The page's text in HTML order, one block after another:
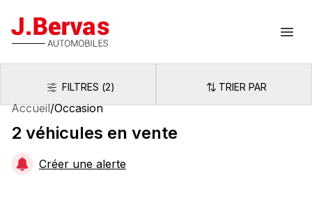
J.Bervas
FiltresFILTRES (2) Trier par
TRIER PAR
Accueil/Occasion
2 véhicules en vente
Créer une alerte